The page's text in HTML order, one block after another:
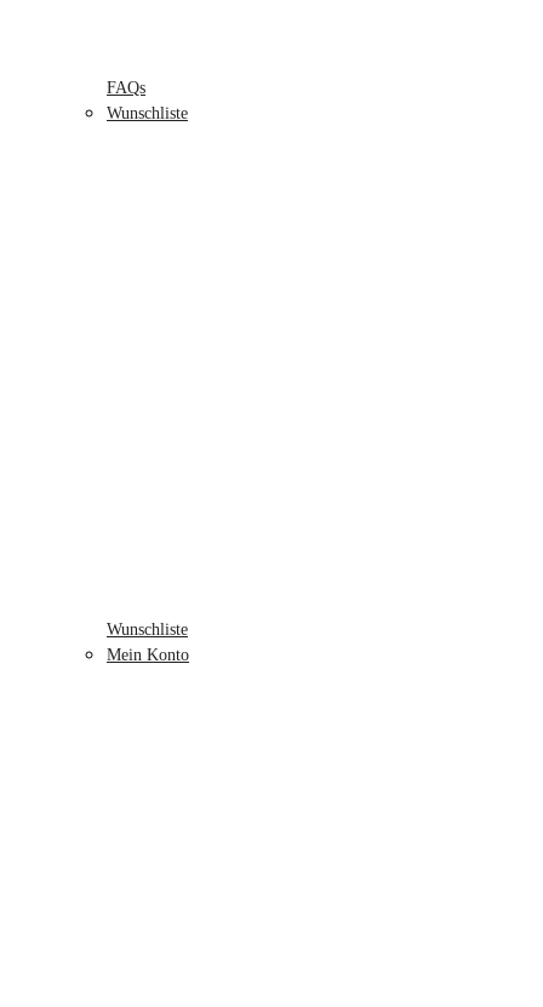
FAQs
Wunschliste
Wunschliste
Mein Konto